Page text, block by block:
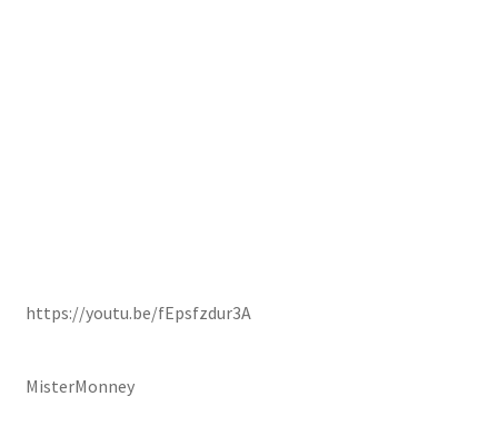
https://youtu.be/fEpsfzdur3A
MisterMonney